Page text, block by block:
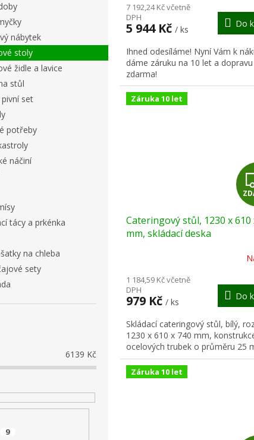
nábytek
stoly
židle a lavice
stůl
set
potřeby
náčiní
tácy a prkénka
na chleba
sety
6139 Kč
9
7 192,24 Kč včetně
DPH
5 944 Kč / ks
Do
Ihned odesíláme! Nyní Vám k
dáme záruku na 10 let a dopravu
zdarma!
Záruka 10 let
Cateringový stůl, 1230 x 610
mm, skládací deska
1 184,59 Kč včetně
DPH
979 Kč / ks
Do
Skládací cateringový stůl, bílý,
1230 x 610 x 740 mm,
ocelových trubek o průměru 25
Záruka 10 let